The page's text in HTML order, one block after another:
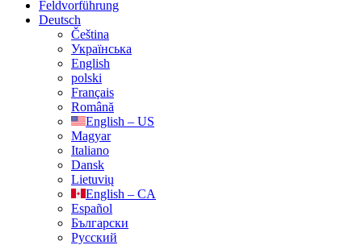
Feldvorführung
Deutsch
Čeština
Українська
English
polski
Français
Română
English – US
Magyar
Italiano
Dansk
Lietuvių
English – CA
Español
Български
Русский